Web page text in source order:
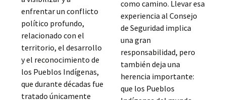
enfrentar un conflicto
político profundo,
relacionado con el
territorio, el desarrollo
y el reconocimiento de
los Pueblos Indígenas,
que durante décadas fue
tratado únicamente
como camino. Llevar esa
experiencia al Consejo
de Seguridad implica
una gran
responsabilidad, pero
también deja una
herencia importante:
que los Pueblos